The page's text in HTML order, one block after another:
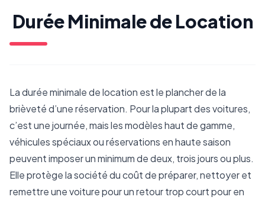
Durée Minimale de Location
La durée minimale de location est le plancher de la
brièveté d’une réservation. Pour la plupart des voitures,
c’est une journée, mais les modèles haut de gamme,
véhicules spéciaux ou réservations en haute saison
peuvent imposer un minimum de deux, trois jours ou plus.
Elle protège la société du coût de préparer, nettoyer et
remettre une voiture pour un retour trop court pour en